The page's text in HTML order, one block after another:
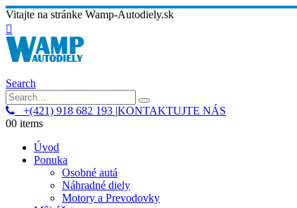
Vitajte na stránke Wamp-Autodiely.sk
Search
+(421) 918 682 193 |KONTAKTUJTE NÁS
00 items
Úvod
Ponuka
Osobné autá
Náhradné diely
Motory a Prevodovky